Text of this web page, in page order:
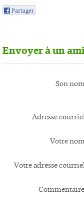
Partager
Envoyer à un
Son
Adresse
Votre
Votre adresse